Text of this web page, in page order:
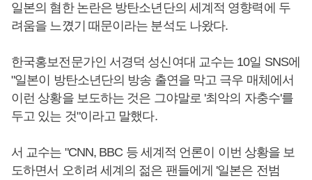
일본의 혐한 논란은 방탄소년단의 세계적 영향력에 두
려움을 느꼈기 때문이라는 분석도 나왔다.
한국홍보전문가인 서경덕 성신여대 교수는 10일 SNS에
"일본이 방탄소년단의 방송 출연을 막고 극우 매체에서
이런 상황을 보도하는 것은 그야말로 '최악의 자충수'를
두고 있는 것"이라고 말했다.
서 교수는 "CNN, BBC 등 세계적 언론이 이번 상황을 보
도하면서 오히려 세계의 젊은 팬들에게 '일본은 전범